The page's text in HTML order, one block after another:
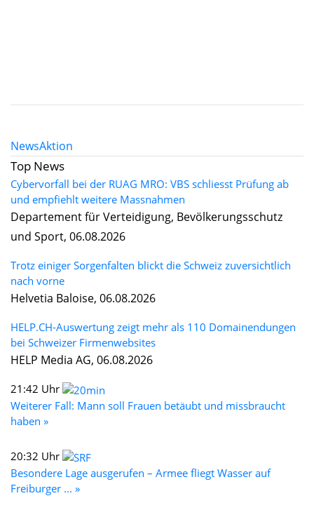
NewsAktion
Top News
Cybervorfall bei der RUAG MRO: VBS schliesst Prüfung ab
und empfiehlt weitere Massnahmen
Departement für Verteidigung, Bevölkerungsschutz
und Sport, 06.08.2026
Trotz einiger Sorgenfalten blickt die Schweiz zuversichtlich
nach vorne
Helvetia Baloise, 06.08.2026
HELP.CH-Auswertung zeigt mehr als 110 Domainendungen
bei Schweizer Firmenwebsites
HELP Media AG, 06.08.2026
21:42 Uhr
Weiterer Fall: Mann soll Frauen betäubt und missbraucht
haben »
20:32 Uhr
Besondere Lage ausgerufen – Armee fliegt Wasser auf
Freiburger ... »